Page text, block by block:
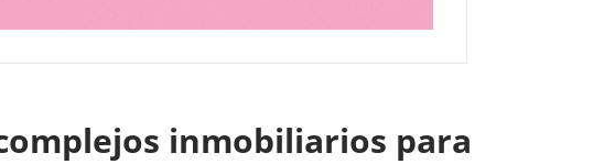
inmobiliarios para